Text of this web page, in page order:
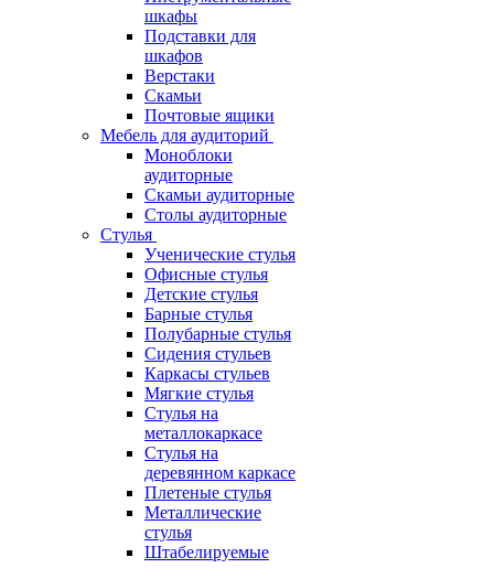
шкафы
Подставки для
шкафов
Верстаки
Скамьи
Почтовые ящики
Мебель для аудиторий
Моноблоки
аудиторные
Скамьи аудиторные
Столы аудиторные
Стулья
Ученические стулья
Офисные стулья
Детские стулья
Барные стулья
Полубарные стулья
Сидения стульев
Каркасы стульев
Мягкие стулья
Стулья на
металлокаркасе
Стулья на
деревянном каркасе
Плетеные стулья
Металлические
стулья
Штабелируемые